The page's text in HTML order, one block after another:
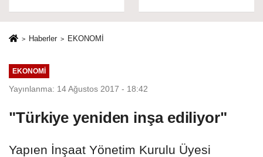
Ağustos’ta
Başlıyor!
Değerli 20
Haberler EKONOMİ
EKONOMİ
Yayınlanma: 14 Ağustos 2017 - 18:42
"Türkiye yeniden inşa ediliyor"
Yapıen İnşaat Yönetim Kurulu Üyesi